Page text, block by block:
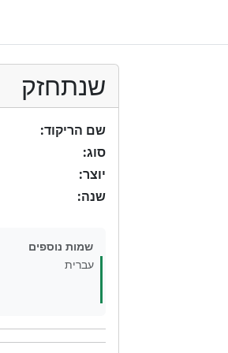
שנתחזק
שם הריקוד:
סוג:
יוצר:
שנה:
שמות נוספים
עברית